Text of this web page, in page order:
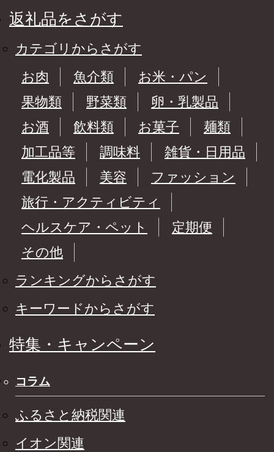
返礼品をさがす
カテゴリからさがす
お肉
魚介類
お米・パン
果物類
野菜類
卵・乳製品
お酒
飲料類 お菓子
麺類
加工品等
調味料
雑貨・日用品
電化製品
美容
ファッション
旅行・アクティビティ
ヘルスケア・ペット
定期便
その他
ランキングからさがす
キーワードからさがす
特集・キャンペーン
コラム
ふるさと納税関連
イオン関連